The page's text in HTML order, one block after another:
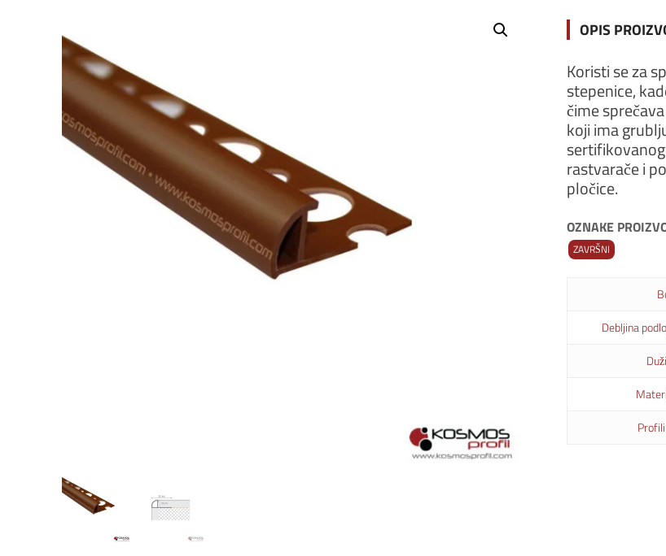
OPIS
Koristi se za
stepenice,
čime
koji ima
rastvarače i
pločice.
OZNAKE
ZAVRŠNI
Debljina